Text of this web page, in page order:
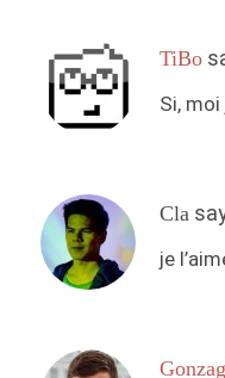
TiBo
Si, moi
Cla
je